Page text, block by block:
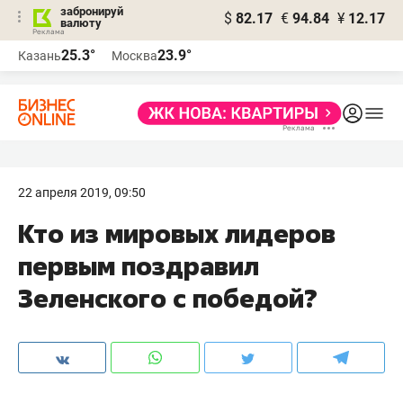
забронируй
валюту
$ 82.17 € 94.84 ¥ 12.17
Казань25.3° Москва23.9°
22 апреля 2019, 09:50
Кто из мировых лидеров
первым поздравил
Зеленского с победой?